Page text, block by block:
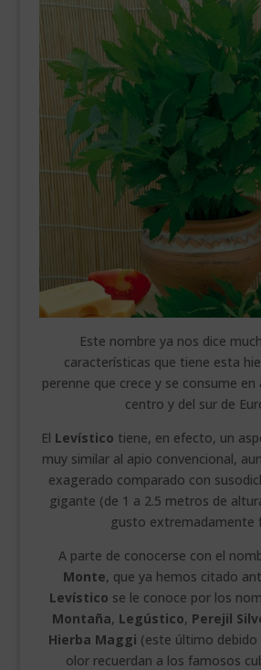
Este nombre ya nos dice
características que tiene esta
perenne que crece y se consume
centro y del sur de
El Levístico tiene, en efecto, un
muy similar al apio convencional,
exagerado comparado con
gigante (de 1 a 2.5 metros de
gusto extremadamente
A parte de conocerse con el
Monte, que ya hemos citado
Levístico se le conoce por los
Montaña, Legústico, Perejil
Hierba Maggi (este último
olor recuerdan a los famosos